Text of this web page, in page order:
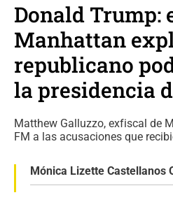
Donald Trump:
Manhattan
republicano
la presidencia
Matthew Galluzzo, exfiscal de
FM a las acusaciones que
Mónica Lizette Castellanos